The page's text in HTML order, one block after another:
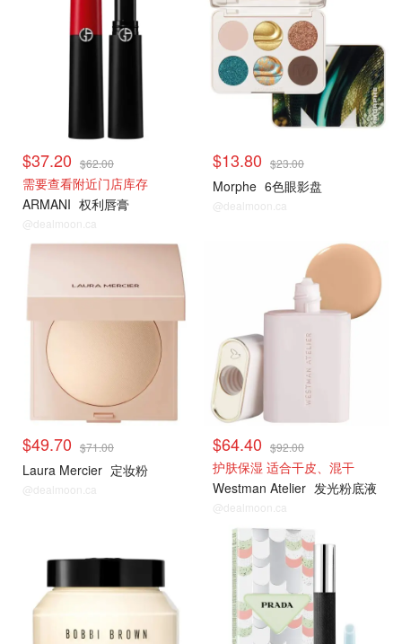
$37.20 $62.00
需要查看附近门店库存
ARMANI 权利唇膏
@dealmoon.ca
$13.80 $23.00
Morphe 6色眼影盘
@dealmoon.ca
$49.70 $71.00
Laura Mercier 定妆粉
@dealmoon.ca
$64.40 $92.00
护肤保湿 适合干皮、混干
Westman Atelier 发光粉底液
@dealmoon.ca